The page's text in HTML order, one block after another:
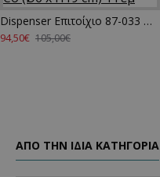
Dispenser Επιτοίχιο 87-033 Matt White Pam Co (Ø6 x H19 cm) 1Τεμ
94,50€ 105,00€
ΑΠΌ ΤΗΝ ΊΔΙΑ ΚΑΤΗΓΌΡΙΑ